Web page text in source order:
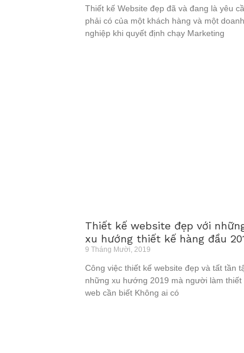
Thiết kế Website đẹp đã và đang là yêu
phải có của một khách hàng và một doanh
nghiệp khi quyết định chạy Marketing
Thiết kế website đẹp với
xu hướng thiết kế hàng đầu
9 Tháng Mười, 2019
Công việc thiết kế website đẹp và tất tần
những xu hướng 2019 mà người làm thiết
web cần biết Không ai có